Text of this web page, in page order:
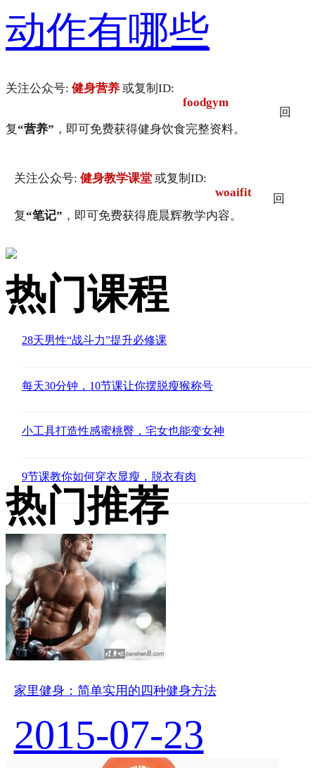
动作有哪些
关注公众号: 健身营养 或复制ID:
foodgym
回
复“营养” ，即可免费获得健身饮食完整资料。
关注公众号: 健身教学课堂 或复制ID:
woaifit
回
复“笔记” ，即可免费获得鹿晨辉教学内容。
热门课程
28天男性“战斗力”提升必修课
每天30分钟，10节课让你摆脱瘦猴称号
小工具打造性感蜜桃臀，宅女也能变女神
9节课教你如何穿衣显瘦，脱衣有肉
热门推荐
家里健身：简单实用的四种健身方法
2015-07-23